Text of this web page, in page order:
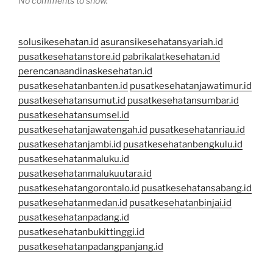
solusikesehatan.id asuransikesehatansyariah.id
pusatkesehatanstore.id pabrikalatkesehatan.id
perencanaandinaskesehatan.id
pusatkesehatanbanten.id pusatkesehatanjawatimur.id
pusatkesehatansumut.id pusatkesehatansumbar.id
pusatkesehatansumsel.id
pusatkesehatanjawatengah.id pusatkesehatanriau.id
pusatkesehatanjambi.id pusatkesehatanbengkulu.id
pusatkesehatanmaluku.id
pusatkesehatanmalukuutara.id
pusatkesehatangorontalo.id pusatkesehatansabang.id
pusatkesehatanmedan.id pusatkesehatanbinjai.id
pusatkesehatanpadang.id
pusatkesehatanbukittinggi.id
pusatkesehatanpadangpanjang.id